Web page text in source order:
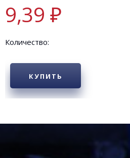
9,39 ₽
Количество:
КУПИТЬ